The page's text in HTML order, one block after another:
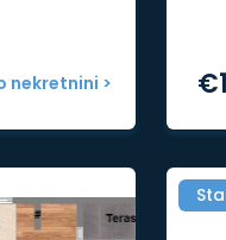
nekretnini > €